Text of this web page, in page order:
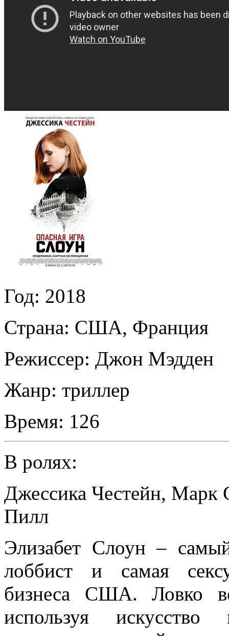
Год: 2018
Страна: США, Франция
Режиссер: Джон Мэдден
Жанр: триллер
Время: 126
В ролях:
Джессика Честейн, Марк
Пилл
Элизабет Слоун –
лоббист и самая
бизнеса США. Ловко
используя